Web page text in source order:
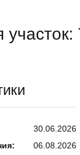
30.06.2026
06.08.2026